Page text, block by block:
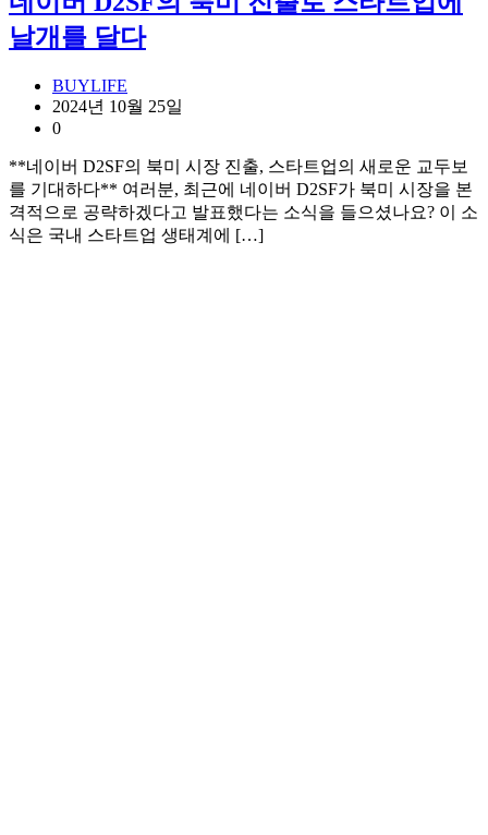
날개를 달다
BUYLIFE
2024년 10월 25일
0
**네이버 D2SF의 북미 시장 진출, 스타트업의 새로운 교두보
를 기대하다** 여러분, 최근에 네이버 D2SF가 북미 시장을 본
격적으로 공략하겠다고 발표했다는 소식을 들으셨나요? 이 소
식은 국내 스타트업 생태계에 […]